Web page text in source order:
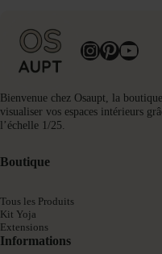
InstagramPinterest YouTube
Bienvenue chez Osaupt, la
visualiser vos espaces intérieurs
l’échelle 1/25.
Boutique
Tous les Produits
Kit Yoja
Extensions
Informations